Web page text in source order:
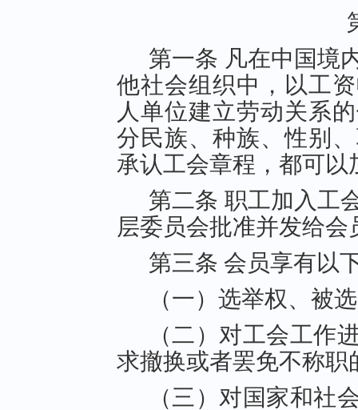
第一条 凡在中国境
他社会组织中，以工
人单位建立劳动关系
分民族、种族、性别
承认工会章程，都可以
第二条 职工加入工
层委员会批准并发给会
第三条 会员享有以
（一）选举权、被
（二）对工会工作
求撤换或者罢免不称职
（三）对国家和社